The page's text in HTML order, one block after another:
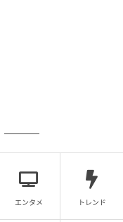
エンタメ トレンド